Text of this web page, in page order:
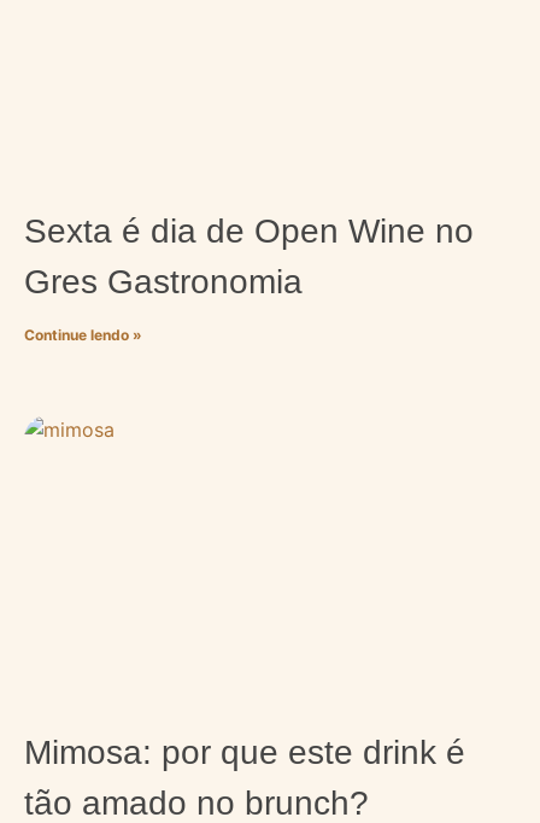
Sexta é dia de Open Wine no
Gres Gastronomia
Continue lendo »
Mimosa: por que este drink é
tão amado no brunch?